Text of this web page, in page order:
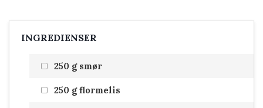
INGREDIENSER
250 g smør
250 g flormelis